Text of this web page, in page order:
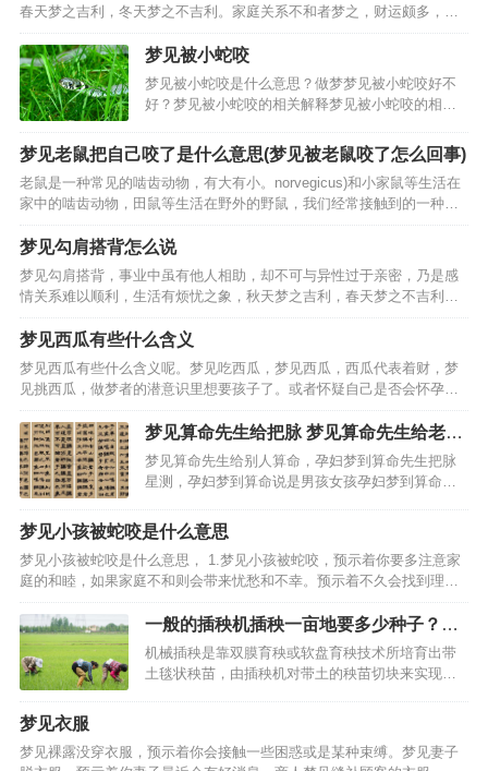
春天梦之吉利，冬天梦之不吉利。家庭关系不和者梦之，财运颇多，事
业顺遂，处事应有柔和之态度，全职太太梦见砍竹笋，事业可有好运，
乃是偏财运旺盛之人，心思细腻之人梦之，戊土之象征，凡事…
梦见被小蛇咬
梦见被小蛇咬是什么意思？做梦梦见被小蛇咬好不
好？梦见被小蛇咬的相关解释梦见被小蛇咬的相关
蛇，我用灭蚊虫的药把它喷死了，窗外大蛇盘着找
我报仇，是条大蟒蛇，不知道怎么出来好几条大蟒
蛇，朋友帮着把大蛇都…
梦见老鼠把自己咬了是什么意思(梦见被老鼠咬了怎么回事)
老鼠是一种常见的啮齿动物，有大有小。norvegicus)和小家鼠等生活在
家中的啮齿动物，田鼠等生活在野外的野鼠，我们经常接触到的一种老
鼠是宠物鼠:仓鼠。但是对于老鼠咬伤，很多人可能不知道怎么处理，甚
至很多人认为这是小问题，就不去重视，只是…
梦见勾肩搭背怎么说
梦见勾肩搭背，事业中虽有他人相助，却不可与异性过于亲密，乃是感
情关系难以顺利，生活有烦忧之象，秋天梦之吉利，春天梦之不吉利。
在外谋职之人梦之，未婚恋爱中女子梦见勾肩搭背，得此梦生活可得缓
解之意，事业中多可有得财之机遇，彼此事业可有顺遂之事，…
梦见西瓜有些什么含义
梦见西瓜有些什么含义呢。梦见吃西瓜，梦见西瓜，西瓜代表着财，梦
见挑西瓜，做梦者的潜意识里想要孩子了。或者怀疑自己是否会怀孕
等，梦见生的西瓜，最近会有不好的事情降临。男人梦见西瓜，女人梦
见西瓜，病人梦见吃西瓜，代表最近会遇到很多困难。病人梦见…
梦见算命先生给把脉 梦见算命先生给老公
算命
梦见算命先生给别人算命，孕妇梦到算命先生把脉
星测，孕妇梦到算命说是男孩女孩孕妇梦到算命说
妇梦到算命先生说怀女孩准吗孕妇梦到算命先生说
自己是男孩孕妇梦。梦见箅命先生给我儿子算命:梦
见算命先生给我算命…
梦见小孩被蛇咬是什么意思
梦见小孩被蛇咬是什么意思， 1.梦见小孩被蛇咬，预示着你要多注意家
庭的和睦，如果家庭不和则会带来忧愁和不幸。预示着不久会找到理想
的对象，预示着财运不错，预示着工作运势不错， 6.中老年人梦见小孩
被蛇咬， 7.求职找工作的人梦见小孩被蛇…
一般的插秧机插秧一亩地要多少种子？育
秧技术要点有哪些？
机械插秧是靠双膜育秧或软盘育秧技术所培育出带
土毯状秧苗，由插秧机对带土的秧苗切块来实现分
一般插秧机插存在…
梦见衣服
梦见裸露没穿衣服，预示着你会接触一些困惑或是某种束缚。梦见妻子